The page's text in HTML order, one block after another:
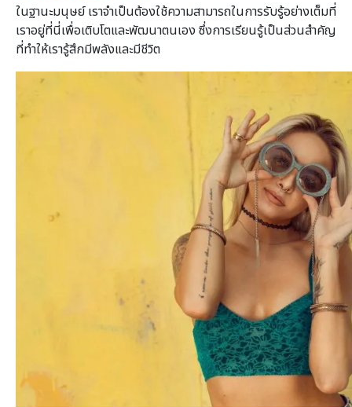
ในฐานะมนุษย์ เราจำเป็นต้องใช้ความสามารถในการรับรู้อย่างเต็มที่
เราอยู่ที่นี่เพื่อเติบโตและพัฒนาตนเอง ซึ่งการเรียนรู้เป็นส่วนสำคัญ
ที่ทำให้เรารู้สึกมีพลังและมีชีวิต